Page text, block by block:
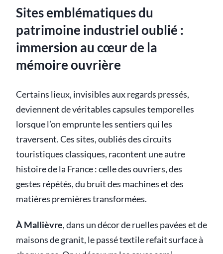
Sites emblématiques du
patrimoine industriel oublié :
immersion au cœur de la
mémoire ouvrière
Certains lieux, invisibles aux regards pressés,
deviennent de véritables capsules temporelles
lorsque l’on emprunte les sentiers qui les
traversent. Ces sites, oubliés des circuits
touristiques classiques, racontent une autre
histoire de la France : celle des ouvriers, des
gestes répétés, du bruit des machines et des
matières premières transformées.
À Mallièvre, dans un décor de ruelles pavées et de
maisons de granit, le passé textile refait surface à